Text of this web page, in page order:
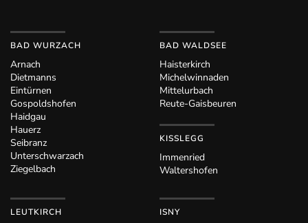
BAD WURZACH
Arnach
Dietmanns
Eintürnen
Gospoldshofen
Haidgau
Hauerz
Seibranz
Unterschwarzach
Ziegelbach
BAD WALDSEE
Haisterkirch
Michelwinnaden
Mittelurbach
Reute-Gaisbeuren
KISSLEGG
Immenried
Waltershofen
LEUTKIRCH ISNY